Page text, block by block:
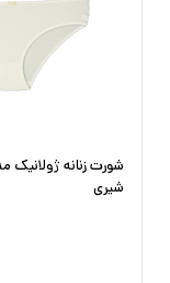
شورت زنانه ژولانیک
شیری